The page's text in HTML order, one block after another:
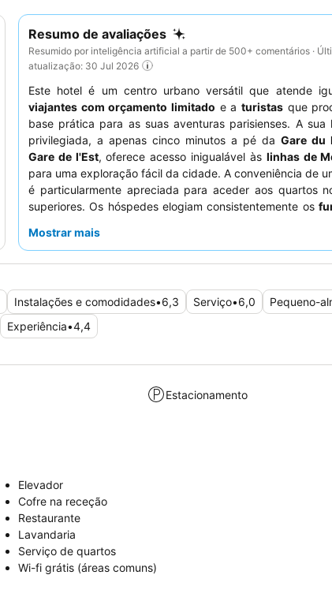
Resumo de avaliações
Resumido por inteligência artificial a partir de 500+ comentários ·
atualização: 30 Jul 2026
Este hotel é um centro urbano versátil que atende
viajantes com orçamento limitado e a turistas que
base prática para as suas aventuras parisienses. A sua
privilegiada, a apenas cinco minutos a pé da Gare du
Gare de l'Est, oferece acesso inigualável às linhas de
para uma exploração fácil da cidade. A conveniência de
é particularmente apreciada para aceder aos quartos
superiores. Os hóspedes elogiam consistentemente os
almoço seja simples, proporciona um começo de dia
Mostrar mais
Instalações e comodidades•6,3 Serviço•6,0 Pequeno-
Experiência•4,4
Estacionamento
Elevador
Cofre na receção
Restaurante
Lavandaria
Serviço de quartos
Wi-fi grátis (áreas comuns)